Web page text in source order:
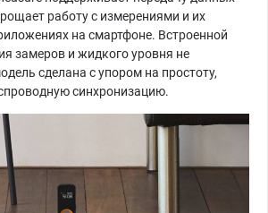
работу с измерениями и их
на смартфоне. Встроенной
замеров и жидкого уровня не
сделана с упором на простоту,
синхронизацию.